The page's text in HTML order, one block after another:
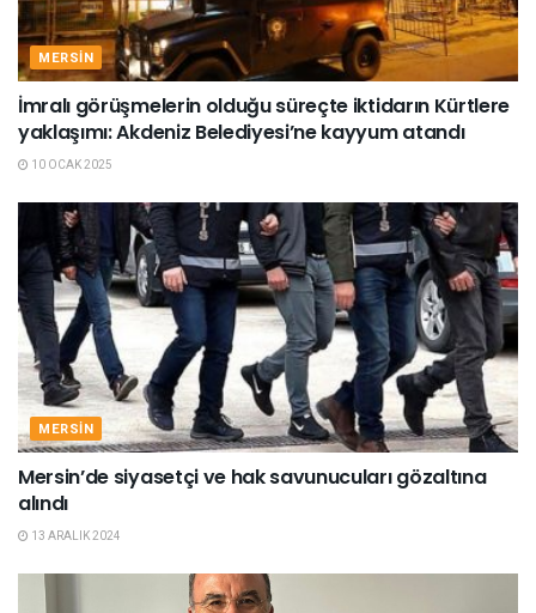
MERSIN
İmralı görüşmelerin olduğu süreçte iktidarın Kürtlere
yaklaşımı: Akdeniz Belediyesi’ne kayyum atandı
10 OCAK 2025
MERSIN
Mersin’de siyasetçi ve hak savunucuları gözaltına
alındı
13 ARALIK 2024